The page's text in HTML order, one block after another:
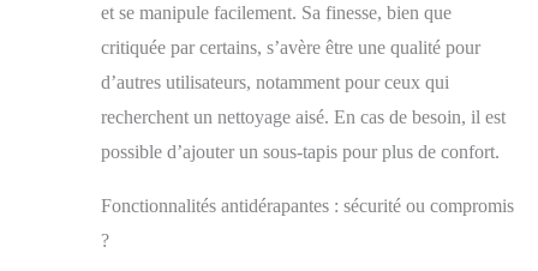
de la maison dans la
salle à manger, le
salon, la chambre,
résistante aux taches
: notre tapis de salon
exceptionnelle aux
et se manipule facilement. Sa finesse, bien que
critiquée par certains, s’avère être une qualité pour
d’autres utilisateurs, notamment pour ceux qui
recherchent un nettoyage aisé. En cas de besoin, il est
possible d’ajouter un sous-tapis pour plus de confort.
Fonctionnalités antidérapantes : sécurité ou compromis
?